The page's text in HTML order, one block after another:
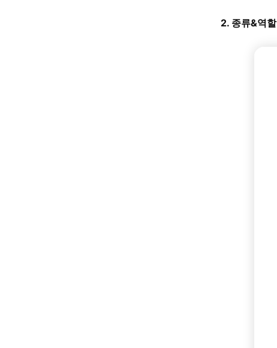
2. 종류&역할